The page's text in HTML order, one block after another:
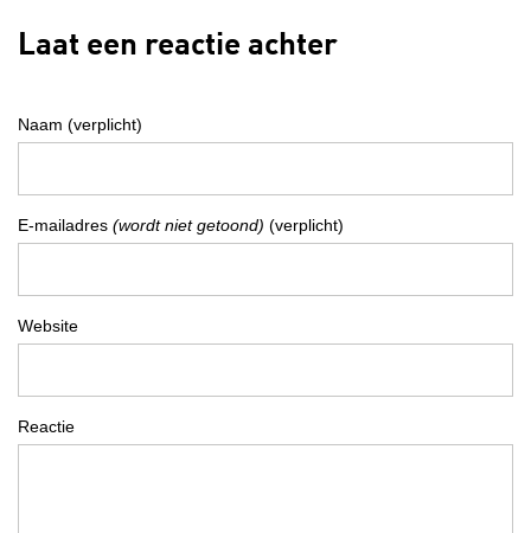
Laat een reactie achter
Naam (verplicht)
E-mailadres (wordt niet getoond) (verplicht)
Website
Reactie